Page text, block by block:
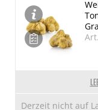
Derzeit nicht auf